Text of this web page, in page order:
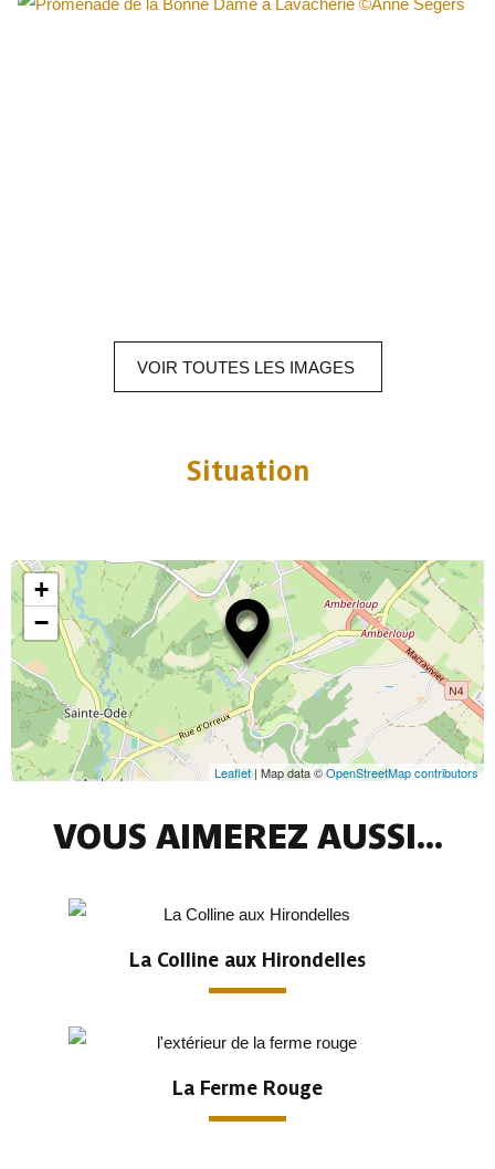
VOIR TOUTES LES IMAGES
Situation
+
−
Leaflet | Map data ©OpenStreetMap contributors
VOUS AIMEREZ AUSSI...
La Colline aux Hirondelles
La Ferme Rouge